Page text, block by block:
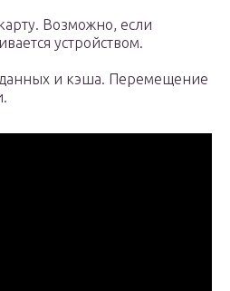
Возможно, если
устройством.
и кэша. Перемещение